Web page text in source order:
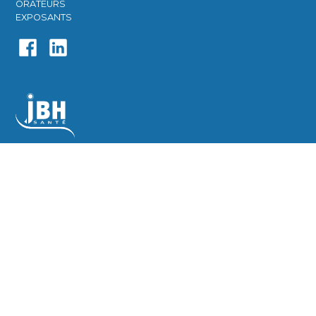
ORATEURS​
EXPOSANTS​